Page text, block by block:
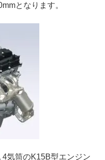
となります。
気筒のK15B型エンジン